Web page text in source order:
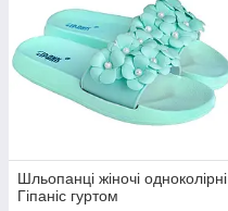
Шльопанці жіночі одноколірні
Гіпаніс гуртом